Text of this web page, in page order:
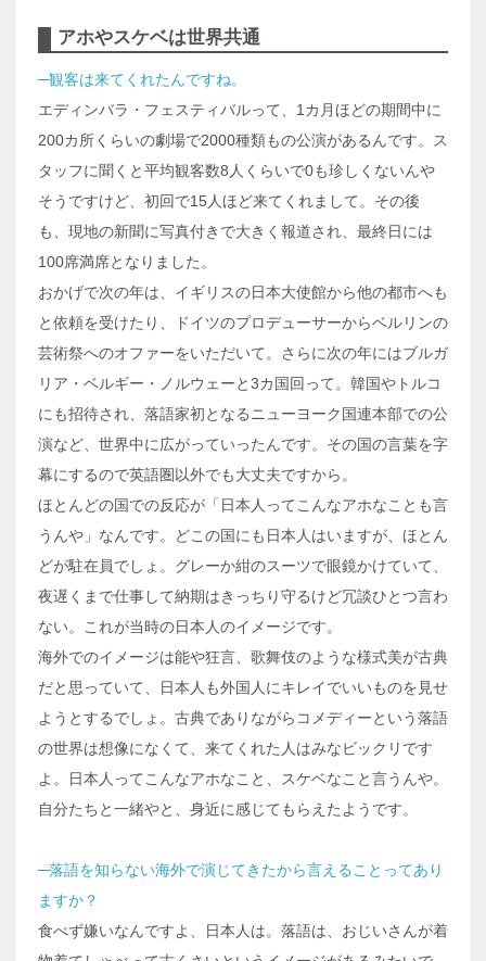
アホやスケベは世界共通
─観客は来てくれたんですね。
エディンバラ・フェスティバルって、1カ月ほどの期間中に
200カ所くらいの劇場で2000種類もの公演があるんです。ス
タッフに聞くと平均観客数8人くらいで0も珍しくないんや
そうですけど、初回で15人ほど来てくれまして。その後
も、現地の新聞に写真付きで大きく報道され、最終日には
100席満席となりました。
おかげで次の年は、イギリスの日本大使館から他の都市へも
と依頼を受けたり、ドイツのプロデューサーからベルリンの
芸術祭へのオファーをいただいて。さらに次の年にはブルガ
リア・ベルギー・ノルウェーと3カ国回って。韓国やトルコ
にも招待され、落語家初となるニューヨーク国連本部での公
演など、世界中に広がっていったんです。その国の言葉を字
幕にするので英語圏以外でも大丈夫ですから。
ほとんどの国での反応が「日本人ってこんなアホなことも言
うんや」なんです。どこの国にも日本人はいますが、ほとん
どが駐在員でしょ。グレーか紺のスーツで眼鏡かけていて、
夜遅くまで仕事して納期はきっちり守るけど冗談ひとつ言わ
ない。これが当時の日本人のイメージです。
海外でのイメージは能や狂言、歌舞伎のような様式美が古典
だと思っていて、日本人も外国人にキレイでいいものを見せ
ようとするでしょ。古典でありながらコメディーという落語
の世界は想像になくて、来てくれた人はみなビックリです
よ。日本人ってこんなアホなこと、スケベなこと言うんや。
自分たちと一緒やと、身近に感じてもらえたようです。
─落語を知らない海外で演じてきたから言えることってあり
ますか？
食べず嫌いなんですよ、日本人は。落語は、おじいさんが着